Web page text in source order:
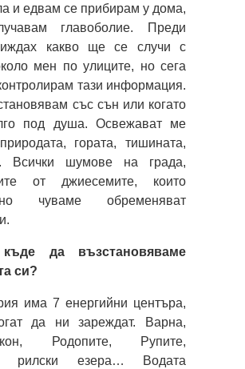
и едвам се прибирам у дома,
главоболие. Преди
какво ще се случи с
мен по улиците, но сега
тази информация.
със сън или когато
под душа. Освежават ме
гората, тишината,
Всички шумове на града,
от джиесемите, които
чуваме обременяват
да възстановяваме
си?
има 7 енергийни центъра,
да ни зареждат. Варна,
Родопите, Рупите,
рилски езера… Водата